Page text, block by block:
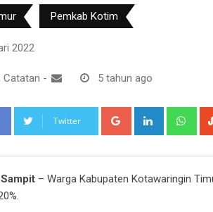
Pemkab Kotim
2022
Catatan - 5 tahun ago
Twitter Google+ LinkedIn
Sampit – Warga Kabupaten Kotawaringin